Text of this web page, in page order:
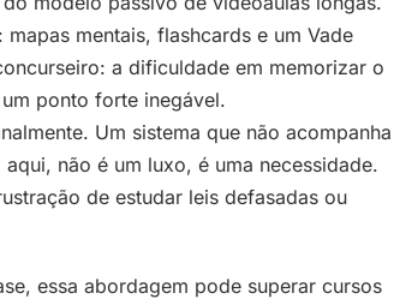
mentais, flashcards e um Vade
a dificuldade em memorizar o
ponto forte inegável.
Um sistema que não acompanha
não é um luxo, é uma necessidade.
de estudar leis defasadas ou
essa abordagem pode superar cursos